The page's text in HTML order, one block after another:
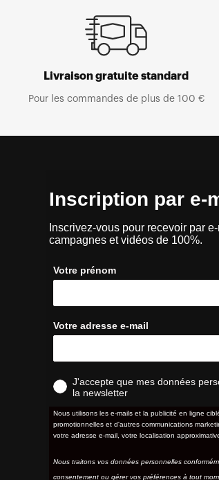
Livraison gratuite standard
Pour les commandes de plus de 100 €
Inscription par e-
Inscrivez-vous pour recevoir par
campagnes et vidéos de 100%.
Votre prénom
Votre adresse e-mail
J'accepte que mes données
la newsletter
Nous utilisons les e-mails et la publicité en ligne
promotionnelles et d'autres communications
votre adresse e-mail, votre localisation
Nous traitons vos données personnelles
consentement ou gérer vos préférences à tout